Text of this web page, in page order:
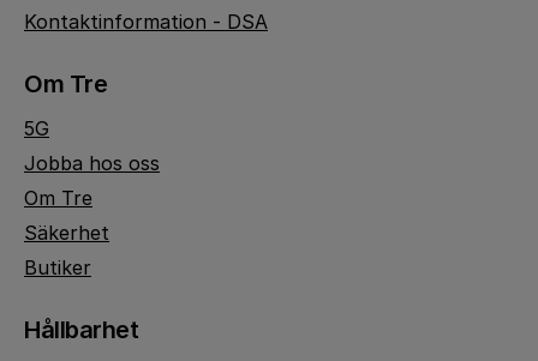
Kontaktinformation - DSA
Om Tre
5G
Jobba hos oss
Om Tre
Säkerhet
Butiker
Hållbarhet